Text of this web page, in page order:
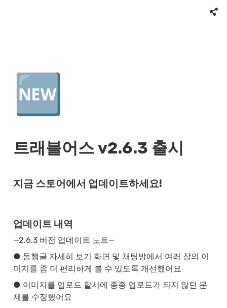
🆕
트래블어스 v2.6.3 출시
지금 스토어에서 업데이트하세요!
업데이트 내역
—2.6.3 버전 업데이트 노트—
● 동행글 자세히 보기 화면 및 채팅방에서 여러 장의 이
미지를 좀 더 편리하게 볼 수 있도록 개선했어요
● 이미지를 업로드 할시에 종종 업로드가 되지 않던 문
제를 수정했어요